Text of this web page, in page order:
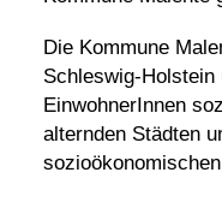
Die Kommune
Schleswig-
EinwohnerInnen
alternden Städten